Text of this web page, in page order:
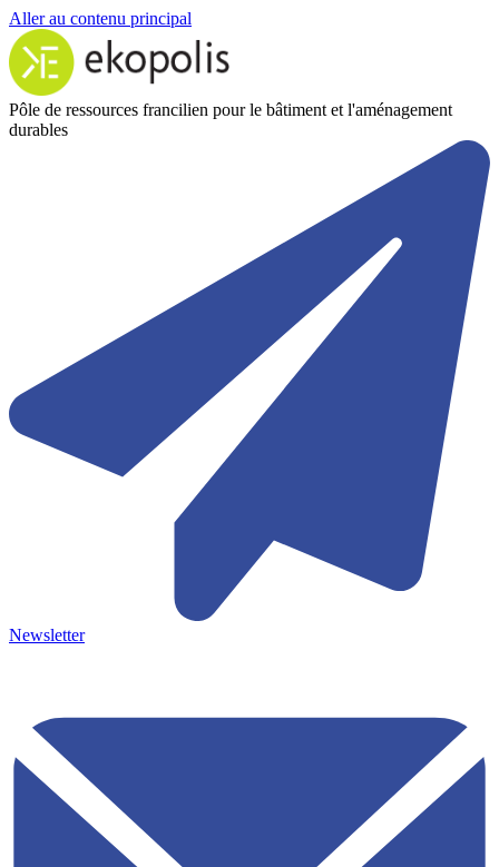
Aller au contenu principal
Pôle de ressources francilien pour le bâtiment et l'aménagement
durables
Newsletter